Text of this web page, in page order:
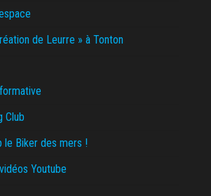
de Leurre » à Tonton
Club
le Biker des mers !
Youtube